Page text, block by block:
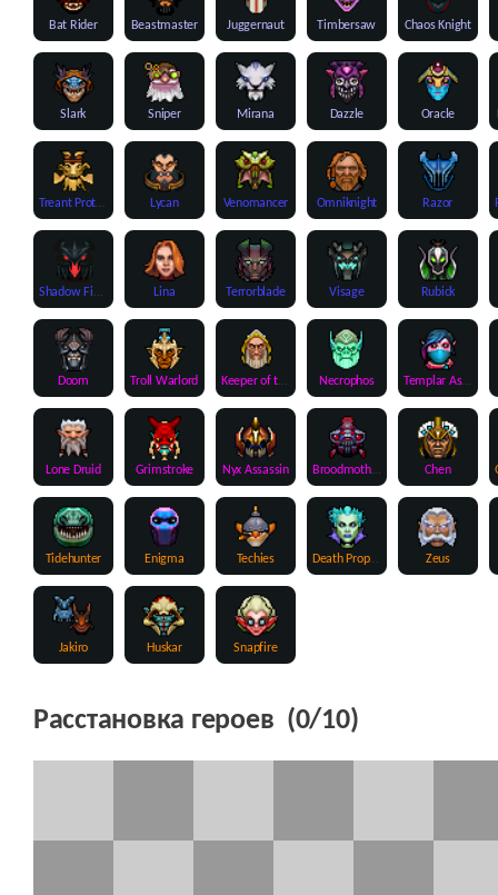
Bat Rider Beastmaster Juggernaut Timbersaw Chaos Knight
Slark Sniper Mirana Dazzle Oracle
Treant Protector Lycan Venomancer Omniknight Razor
Shadow Fiend Lina Terrorblade Visage Rubick
Doom Troll Warlord Keeper of the Light Necrophos Templar Assassin
Lone Druid Grimstroke Nyx Assassin Broodmother Chen
Tidehunter Enigma Techies Death Prophet Zeus
Jakiro Huskar Snapfire
Расстановка героев (0/10)